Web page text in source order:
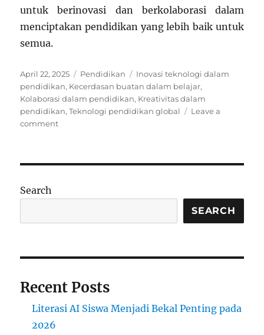
untuk berinovasi dan berkolaborasi dalam
menciptakan pendidikan yang lebih baik untuk
semua.
Posted
on
April 22, 2025 Categories
Pendidikan Tags
Inovasi teknologi dalam
pendidikan, Kecerdasan buatan dalam belajar,
Kolaborasi dalam pendidikan, Kreativitas dalam
pendidikan,Teknologi pendidikan global
Leave a
commenton
Kreativitas,
Kecerdasan
Search
SEARCH
Recent Posts
Literasi AI Siswa Menjadi Bekal Penting pada
2026